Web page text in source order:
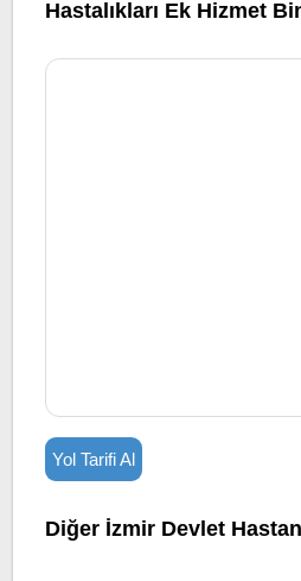
Hastalıkları Ek Hizmet
Yol Tarifi Al
Diğer İzmir Devlet